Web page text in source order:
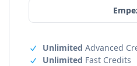
Unlimited Advanced
Unlimited Fast Credits